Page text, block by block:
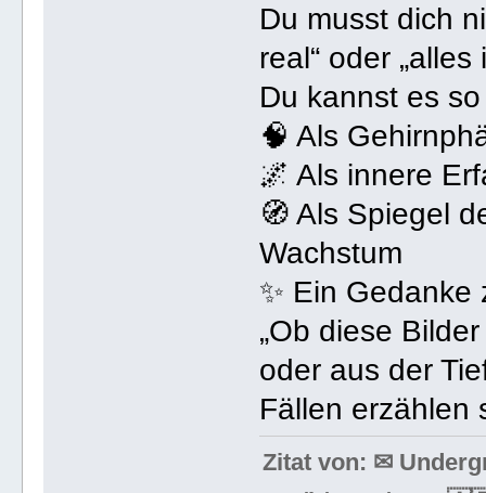
Du musst dich
real“ oder
Du kannst es
🧠 Als
🌌 Als innere
🧭 Als Spiegel
Wachstum
✨ Ein Gedanke
„Ob diese
oder aus der
Fällen erzählen
Zitat von: ✉